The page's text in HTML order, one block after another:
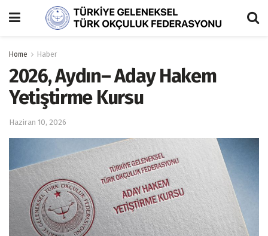
Home Haber
2026, Aydın– Aday Hakem
Yetiştirme Kursu
Haziran 10, 2026